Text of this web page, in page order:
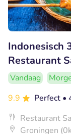
Indonesisch
Restaurant
Vandaag
9.9
Perfect •
Restaurant
Groningen